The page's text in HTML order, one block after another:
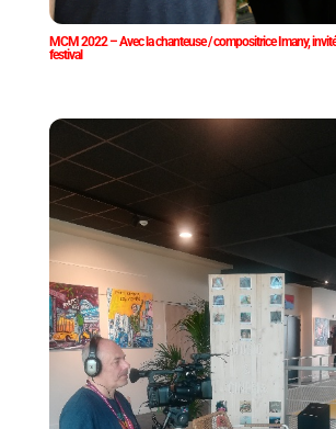
MCM 2022 – Avec la chanteuse / compositrice Imany,
festival